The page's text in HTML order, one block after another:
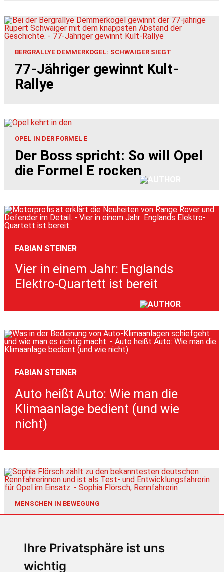
Ihre Privatsphäre ist uns
wichtig
BERGRALLYE DEMMERKOGEL: SCHWAIGER SIEGT
77-Jähriger gewinnt Kult-
Rallye
OPEL IN DER FORMEL E
Der Boss spricht: So will Opel
die Formel E rocken
FABIAN STEINER
Vier in einem Jahr: Englands
Elektro-Quartett ist bereit
FABIAN STEINER
Auto heißt Auto: Wie man die
Klimaanlage bedient (und wie
nicht)
MENSCHEN IN BEWEGUNG
Sophia Flörsch, Rennfahrerin